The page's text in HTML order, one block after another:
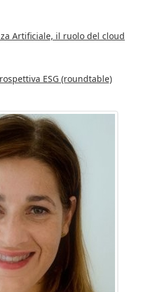
Artificiale, il ruolo del cloud
ESG (roundtable)